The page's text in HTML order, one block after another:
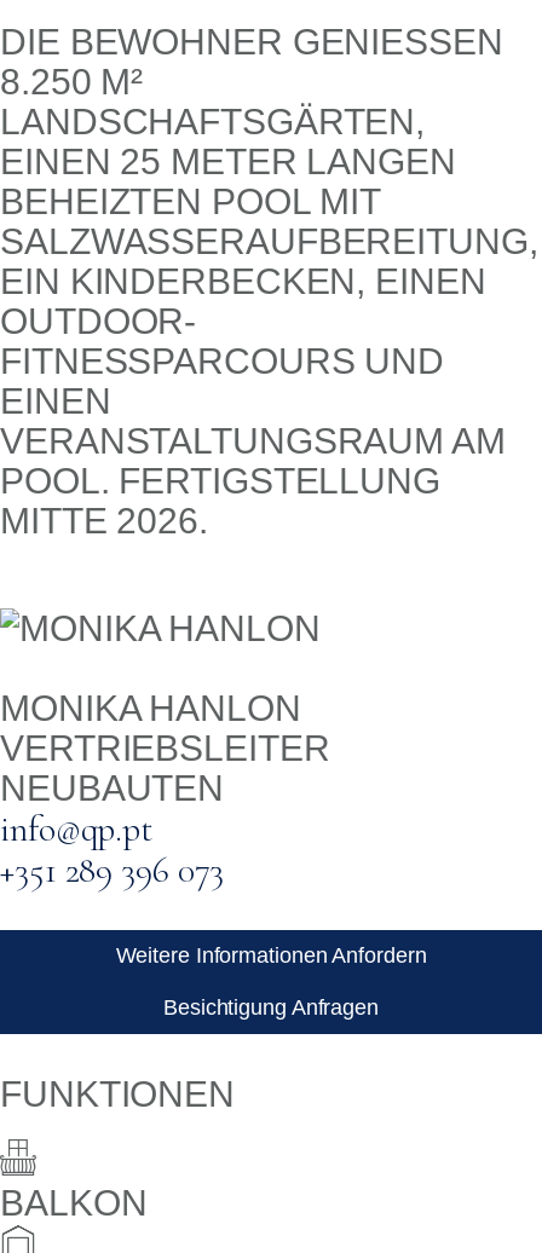
DIE BEWOHNER GENIESSEN 8
.250 M² L
ANDSCHAFTSGÄRTEN, E
INEN 25 METER LANGEN B
EHEIZTEN POOL MIT S
ALZWASSERAUFBEREITUNG, E
IN KINDERBECKEN, EINEN O
UTDOOR-F
ITNESSPARCOURS UND E
INEN V
ERANSTALTUNGSRAUM AM P
OOL. FERTIGSTELLUNG M
ITTE 2026.
MONIKA HANLON
VERTRIEBSLEITER
NEUBAUTEN
info@qp.pt
+351 289 396 073
Weitere Informationen Anfordern
Besichtigung Anfragen
FUNKTIONEN
BALKON